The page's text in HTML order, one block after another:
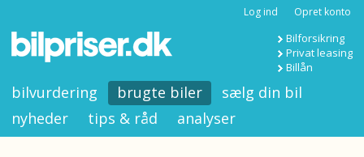
Log ind Opret konto
Bilforsikring
Privat leasing
Billån
bilvurdering brugte biler
sælg din bil
nyheder
tips & råd analyser